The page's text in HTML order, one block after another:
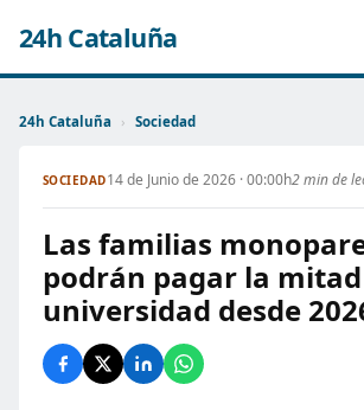
24h Cataluña
24h Cataluña › Sociedad
SOCIEDAD14 de Junio de 2026 · 00:00h2 min de
Las familias
podrán pagar la
universidad desde